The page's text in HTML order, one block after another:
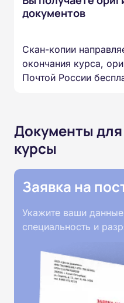
документов
Скан-копии
окончания курса,
Почтой России
Документы
курсы
Заявка на
Укажите ваши
специальность и